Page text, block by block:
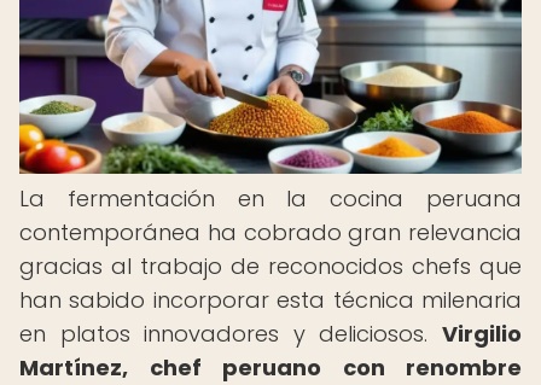
La fermentación en la cocina peruana
contemporánea ha cobrado gran relevancia
gracias al trabajo de reconocidos chefs que
han sabido incorporar esta técnica milenaria
en platos innovadores y deliciosos. Virgilio
Martínez, chef peruano con renombre